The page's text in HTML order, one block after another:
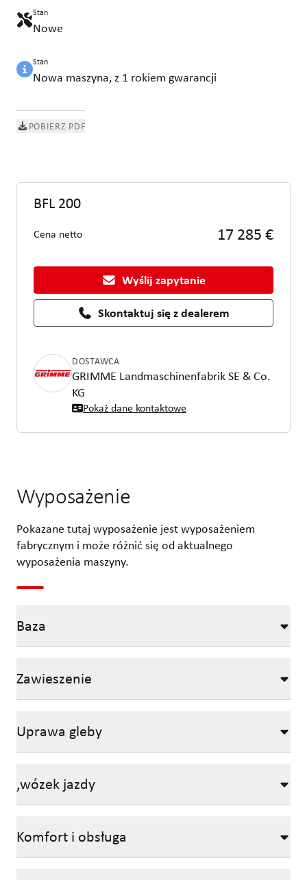
Stan
Nowe
Stan
Nowa maszyna, z 1 rokiem gwarancji
POBIERZ PDF
BFL 200
Cena netto 17 285 €
Wyślij zapytanie
Skontaktuj się z dealerem
DOSTAWCA
GRIMME Landmaschinenfabrik SE & Co.
KG
Pokaż dane kontaktowe
Wyposażenie
Pokazane tutaj wyposażenie jest wyposażeniem
fabrycznym i może różnić się od aktualnego
wyposażenia maszyny.
Baza
Zawieszenie
Uprawa gleby
,wózek jazdy
Komfort i obsługa